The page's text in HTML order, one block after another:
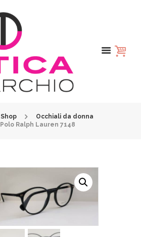
Shop
Occhiali da donna
Polo Ralph Lauren 7148